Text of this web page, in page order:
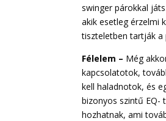
swinger párokkal
akik esetleg érzelmi
tiszteletben tartják a
Félelem – Még
kapcsolatotok,
kell haladnotok, és
bizonyos szintű EQ-
hozhatnak, ami